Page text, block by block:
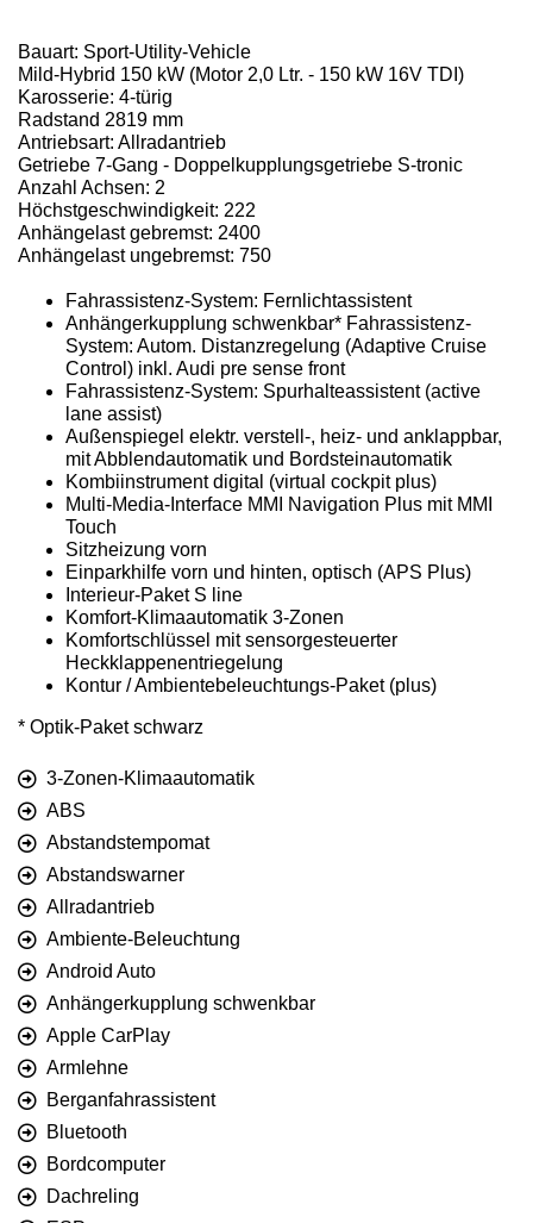
Bauart: Sport-Utility-Vehicle
Mild-Hybrid 150 kW (Motor 2,0 Ltr. - 150 kW 16V TDI)
Karosserie: 4-türig
Radstand 2819 mm
Antriebsart: Allradantrieb
Getriebe 7-Gang - Doppelkupplungsgetriebe S-tronic
Anzahl Achsen: 2
Höchstgeschwindigkeit: 222
Anhängelast gebremst: 2400
Anhängelast ungebremst: 750
Fahrassistenz-System: Fernlichtassistent
Anhängerkupplung schwenkbar* Fahrassistenz-
System: Autom. Distanzregelung (Adaptive Cruise
Control) inkl. Audi pre sense front
Fahrassistenz-System: Spurhalteassistent (active
lane assist)
Außenspiegel elektr. verstell-, heiz- und anklappbar,
mit Abblendautomatik und Bordsteinautomatik
Kombiinstrument digital (virtual cockpit plus)
Multi-Media-Interface MMI Navigation Plus mit MMI
Touch
Sitzheizung vorn
Einparkhilfe vorn und hinten, optisch (APS Plus)
Interieur-Paket S line
Komfort-Klimaautomatik 3-Zonen
Komfortschlüssel mit sensorgesteuerter
Heckklappenentriegelung
Kontur / Ambientebeleuchtungs-Paket (plus)
* Optik-Paket schwarz
3-Zonen-Klimaautomatik
ABS
Abstandstempomat
Abstandswarner
Allradantrieb
Ambiente-Beleuchtung
Android Auto
Anhängerkupplung schwenkbar
Apple CarPlay
Armlehne
Berganfahrassistent
Bluetooth
Bordcomputer
Dachreling